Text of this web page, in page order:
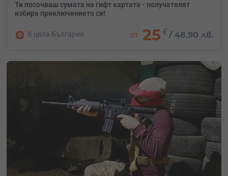
Ти посочваш сумата на гифт картата - получателят
избира приключението си!
В цяла България от 25 € /48.90 лв.